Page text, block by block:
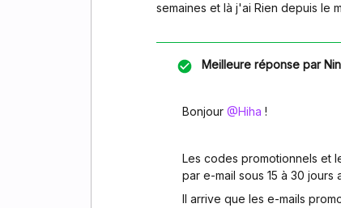
semaines et là j'ai Rien depuis le
Meilleure réponse par
Bonjour ​ @Hiha !
Les codes promotionnels et
par e-mail sous 15 à 30
Il arrive que les e-mails